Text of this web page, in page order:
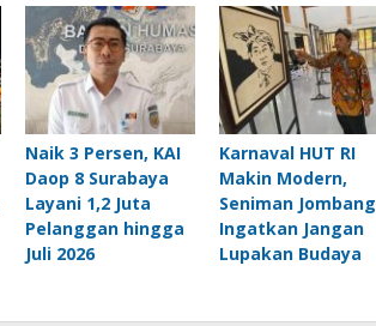
Naik 3 Persen, KAI
Daop 8 Surabaya
Layani 1,2 Juta
Pelanggan hingga
Juli 2026
Karnaval HUT RI
Makin Modern,
Seniman Jombang
Ingatkan Jangan
Lupakan Budaya